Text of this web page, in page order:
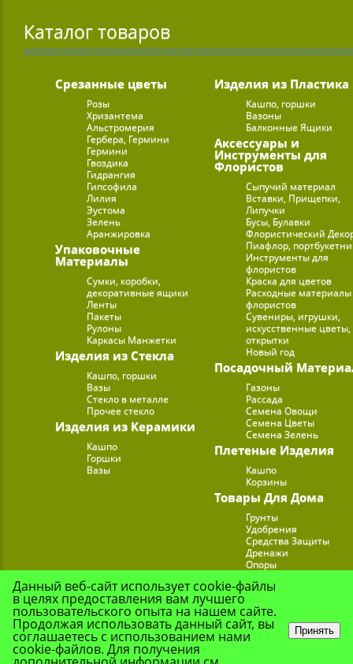
Каталог товаров
Срезанные цветы
Розы
Хризантема
Альстромерия
Гербера, Гермини
Гермини
Гвоздика
Гидрангия
Гипсофила
Лилия
Эустома
Зелень
Аранжировка
Упаковочные
Материалы
Сумки, коробки,
декоративные ящики
Ленты
Пакеты
Рулоны
Каркасы Манжетки
Изделия из Стекла
Кашпо, горшки
Вазы
Стекло в металле
Прочее стекло
Изделия из Керамики
Кашпо
Горшки
Вазы
Изделия из Пластика
Кашпо, горшки
Вазоны
Балконные Ящики
Аксессуары и
Инструменты для
Флористов
Сыпучий материал
Вставки, Прищепки,
Липучки
Бусы, Булавки
Флористический
Пиафлор,
Инструменты для
флористов
Краска для цветов
Расходные
флористов
Сувениры, игрушки,
искусственные цветы,
открытки
Новый год
Посадочный
Газоны
Рассада
Семена Овощи
Семена Цветы
Семена Зелень
Плетеные Изделия
Кашпо
Корзины
Товары Для Дома
Грунты
Удобрения
Средства Защиты
Дренажи
Опоры
Подставки для Цветов
Данный веб-сайт использует cookie-файлы
в целях предоставления вам лучшего
пользовательского опыта на нашем сайте.
Продолжая использовать данный сайт, вы
соглашаетесь с использованием нами
cookie-файлов. Для получения
Принять